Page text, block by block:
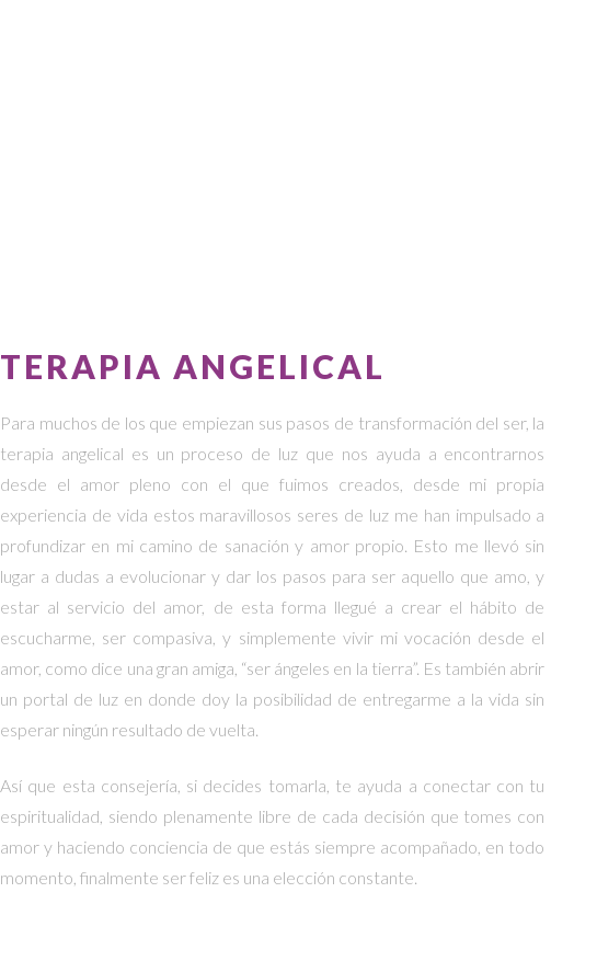
TERAPIA ANGELICAL
Para muchos de los que empiezan sus pasos de transformación del ser, la
terapia angelical es un proceso de luz que nos ayuda a encontrarnos
desde el amor pleno con el que fuimos creados, desde mi propia
experiencia de vida estos maravillosos seres de luz me han impulsado a
profundizar en mi camino de sanación y amor propio. Esto me llevó sin
lugar a dudas a evolucionar y dar los pasos para ser aquello que amo, y
estar al servicio del amor, de esta forma llegué a crear el hábito de
escucharme, ser compasiva, y simplemente vivir mi vocación desde el
amor, como dice una gran amiga, “ser ángeles en la tierra”. Es también abrir
un portal de luz en donde doy la posibilidad de entregarme a la vida sin
esperar ningún resultado de vuelta.
Así que esta consejería, si decides tomarla, te ayuda a conectar con tu
espiritualidad, siendo plenamente libre de cada decisión que tomes con
amor y haciendo conciencia de que estás siempre acompañado, en todo
momento, finalmente ser feliz es una elección constante.